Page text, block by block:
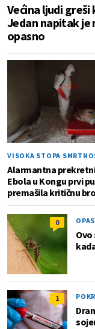
Većina ljudi greši
Jedan napitak je
opasno
VISOKA STOPA
Alarmantna
Ebola u Kongu prvi
premašila kritičnu
0
1